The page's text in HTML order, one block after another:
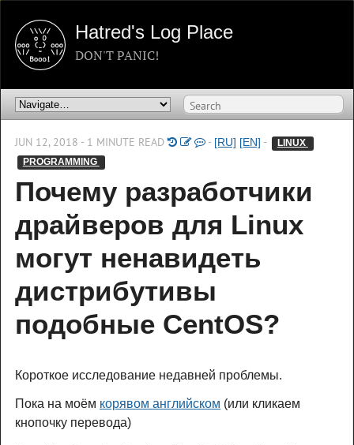
Hatred's Log Place
DON'T PANIC!
JUN 12, 2018 - 1 MINUTE READ - [RU] [EN] -
PROGRAMMING
Почему разработчики
драйверов для Linux
могут ненавидеть
дистрибутивы
подобные CentOS?
Короткое исследование недавней проблемы.
Пока на моём корявом английском (или кликаем
кнопочку перевода)